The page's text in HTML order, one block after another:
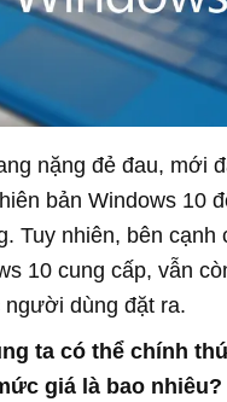
nặng đẻ đau, mới
bản Windows 10
Tuy nhiên, bên cạnh
10 cung cấp, vẫn
dùng đặt ra.
ta có thể chính
giá là bao nhiêu?